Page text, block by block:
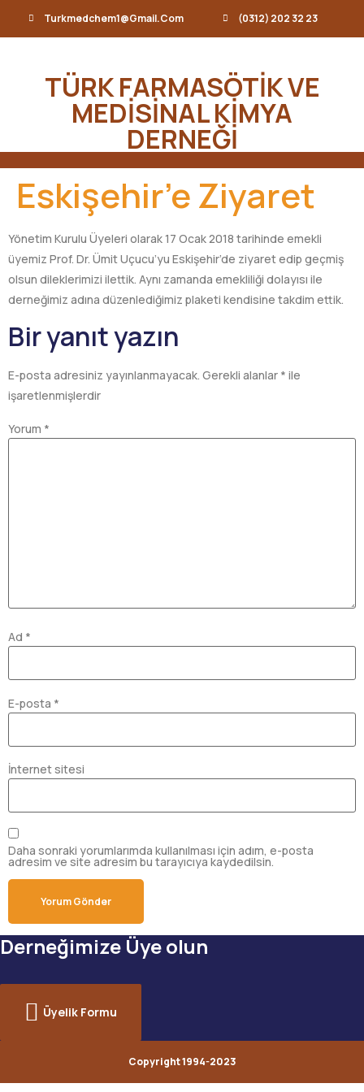
Turkmedchem1@gmail.com (0312) 202 32 23
TÜRK FARMASÖTİK VE
MEDİSİNAL KİMYA
DERNEĞİ
Eskişehir’e Ziyaret
Yönetim Kurulu Üyeleri olarak 17 Ocak 2018 tarihinde emekli
üyemiz Prof. Dr. Ümit Uçucu’yu Eskişehir’de ziyaret edip geçmiş
olsun dileklerimizi ilettik. Aynı zamanda emekliliği dolayısı ile
derneğimiz adına düzenlediğimiz plaketi kendisine takdim ettik.
Bir yanıt yazın
E-posta adresiniz yayınlanmayacak. Gerekli alanlar * ile
işaretlenmişlerdir
Yorum *
Ad *
E-posta *
İnternet sitesi
Daha sonraki yorumlarımda kullanılması için adım, e-posta
adresim ve site adresim bu tarayıcıya kaydedilsin.
Derneğimize Üye olun
Üyelik Formu
Copyright 1994-2023